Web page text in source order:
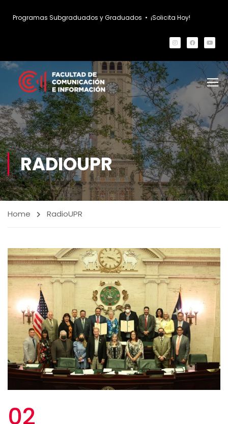
Programas Subgraduados y Graduados • ¡Solicita Hoy!
RADIOUPR
Home RadioUPR
02